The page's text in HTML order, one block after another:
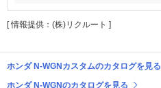
[ 情報提供：(株)リクルート ]
ホンダ N-WGNカスタムのカタログを見る
ホンダ N-WGNのカタログを見る